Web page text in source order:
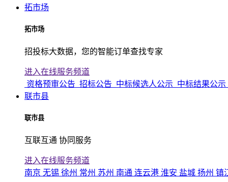
拓市场
拓市场
招投标大数据，您的智能订单查找专家
进入在线服务频道
资格预审公告 招标公告 中标候选人公示 中标结果公示
联市县
联市县
互联互通 协同服务
进入在线服务频道
南京 无锡 徐州 常州 苏州 南通 连云港 淮安 盐城 扬州 镇